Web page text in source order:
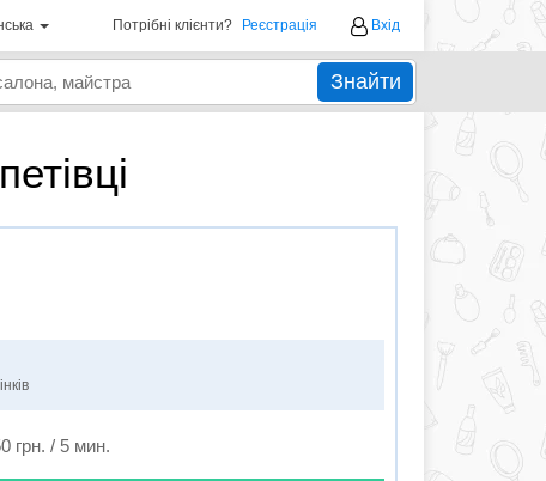
Потрібні клієнти? Реєстрація Вхід
Знайти
грн. / 5 мин.